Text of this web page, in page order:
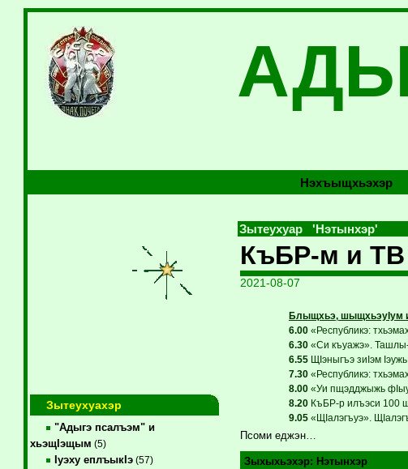
Нэхъыщхьэхэр
Зытеухуахэр
"Адыгэ псалъэм" и
хьэщIэщым (5)
Iуэху еплъыкIэ(57)
Зытеухуар 'Нэтынхэр'
КъБР-м и ТВ
2021-08-07
Блыщхьэ, шыщхьэуIум
6.00«Республикэ:
6.30«Си къуажэ». Ташлы-
6.55ЩIэныгъэ зиIэм
7.30«Республикэ:
8.00«Уи пщэдджыжь
8.20КъБР-р илъэси 100
9.05«ЩIалэгъуэ».
Псоми еджэн…
Зыхыхьэхэр: Нэтынхэр